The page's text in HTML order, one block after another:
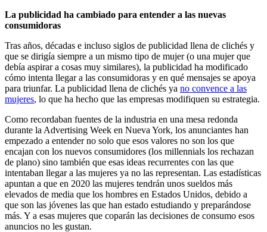
La publicidad ha cambiado para entender a las nuevas
consumidoras
Tras años, décadas e incluso siglos de publicidad llena de clichés y
que se dirigía siempre a un mismo tipo de mujer (o una mujer que
debía aspirar a cosas muy similares), la publicidad ha modificado
cómo intenta llegar a las consumidoras y en qué mensajes se apoya
para triunfar. La publicidad llena de clichés ya no convence a las
mujeres, lo que ha hecho que las empresas modifiquen su estrategia.
Como recordaban fuentes de la industria en una mesa redonda
durante la Advertising Week en Nueva York, los anunciantes han
empezado a entender no solo que esos valores no son los que
encajan con los nuevos consumidores (los millennials los rechazan
de plano) sino también que esas ideas recurrentes con las que
intentaban llegar a las mujeres ya no las representan. Las estadísticas
apuntan a que en 2020 las mujeres tendrán unos sueldos más
elevados de media que los hombres en Estados Unidos, debido a
que son las jóvenes las que han estado estudiando y preparándose
más. Y a esas mujeres que coparán las decisiones de consumo esos
anuncios no les gustan.